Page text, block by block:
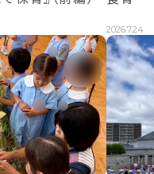
2026.7.24